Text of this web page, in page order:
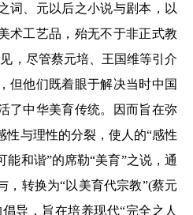
词、元以后之小说与剧本，以
术工艺品，殆无不于非正式教
，尽管蔡元培、王国维等引介
但他们既着眼于解决当时中国
了中华美育传统。因而旨在弥
性与理性的分裂，使人的“感性
和谐”的席勒“美育”之说，通
，转换为“以美育代宗教”(蔡元
导，旨在培养现代“完全之人